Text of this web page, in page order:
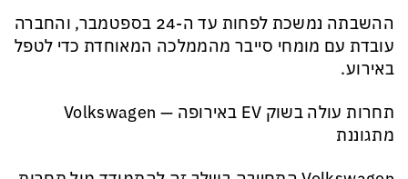
ההשבתה נמשכת לפחות עד ה-24 בספטמבר, והחברה
עובדת עם מומחי סייבר מהממלכה המאוחדת כדי לטפל
באירוע.
תחרות עולה בשוק EV באירופה — Volkswagen
מתגוננת